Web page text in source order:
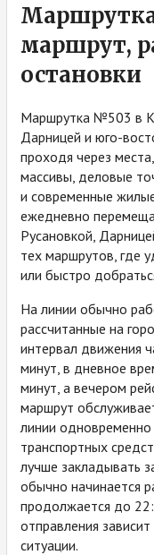
маршрут,
остановки
Маршрутка №503 в
Дарницей и юго-
проходя через
массивы, деловые
и современные
ежедневно
Русановкой,
тех маршрутов, где
или быстро
На линии обычно
рассчитанные на
интервал движения
минут, в дневное
минут, а вечером
маршрут
линии
транспортных
лучше закладывать
обычно начинается
продолжается до
отправления
ситуации.